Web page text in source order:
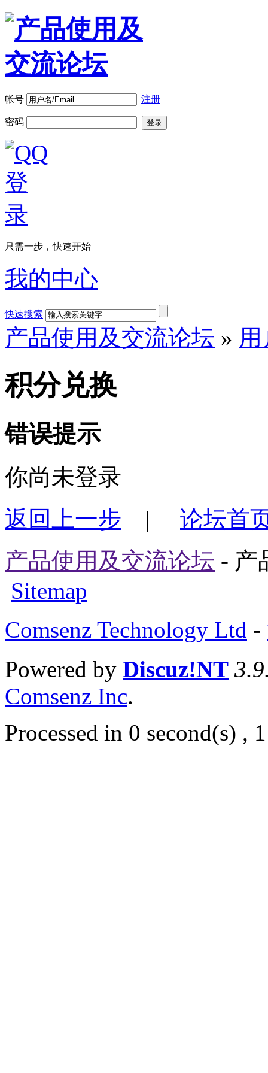
帐号 注册
密码 登录
只需一步，快速开始
我的中心
快速搜索
产品使用及交流论坛 »
积分兑换
错误提示
你尚未登录
返回上一步 | 论坛首
产品使用及交流论坛 - 产
Sitemap
Comsenz Technology Ltd -
Powered by Discuz!NT
Comsenz Inc.
Processed in 0 second(s) ,